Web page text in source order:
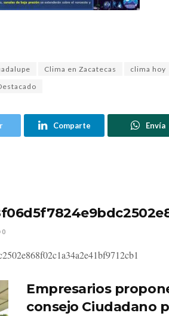
Clima en Zacatecas clima hoy
Comparte Envía
0
Empresarios
consejo Ciudadano